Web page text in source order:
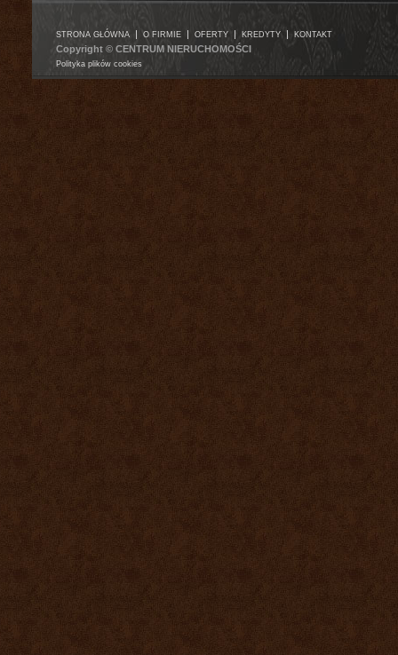
STRONA GŁÓWNA | O FIRMIE | OFERTY | KREDYTY | KONTAKT
Copyright © CENTRUM NIERUCHOMOŚCI
Polityka plików cookies